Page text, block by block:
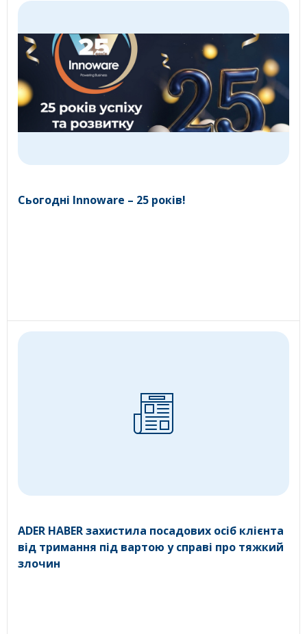
Сьогодні Innoware – 25 років!
ADER HABER захистила посадових осіб клієнта
від тримання під вартою у справі про тяжкий
злочин